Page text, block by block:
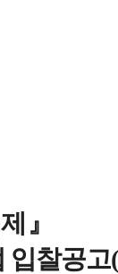
』
입찰공고(